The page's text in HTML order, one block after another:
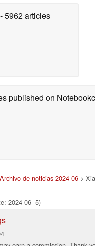
- 5962 articles
published on
Archivo de noticias 2024 06 >
2024-06- 5)